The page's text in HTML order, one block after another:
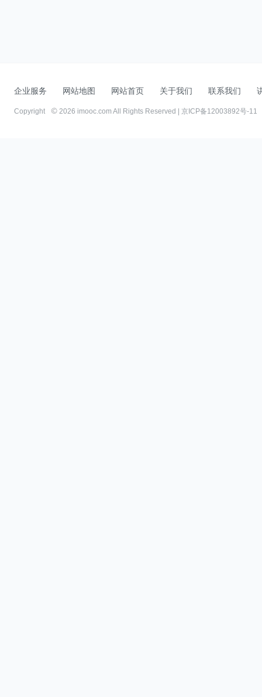
企业服务 网站地图 网站首页 关于我们 联系我们
Copyright 2026 imooc.com All Rights Reserved | 京ICP备12003892号-11